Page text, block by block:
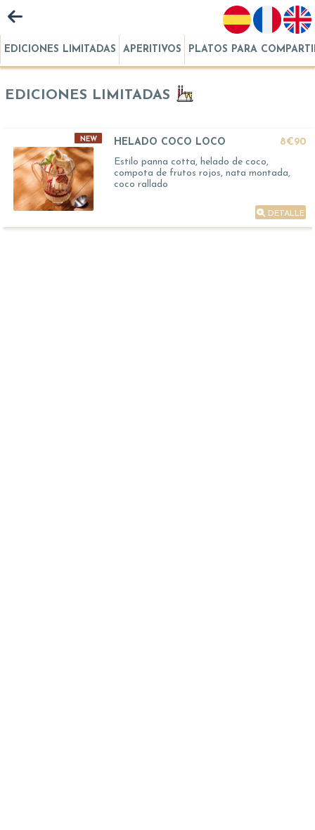
EDICIONES LIMITADAS APERITIVOS PLATOS PARA
EDICIONES LIMITADAS
NEW HELADO COCO LOCO
8€90
Estilo panna cotta, helado de coco,
compota de frutos rojos, nata montada,
coco rallado
DETALLE